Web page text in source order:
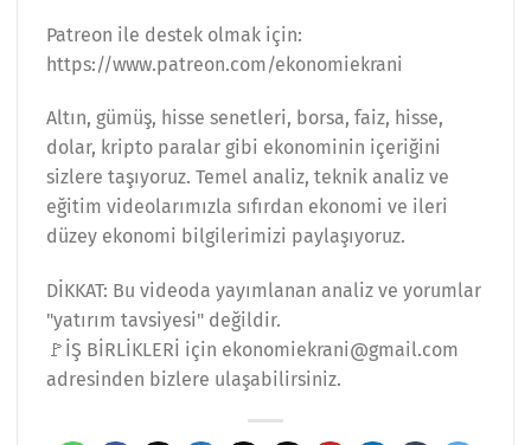
Patreon ile destek olmak için:
https://www.patreon.com/ekonomiekrani
Altın, gümüş, hisse senetleri, borsa, faiz, hisse,
dolar, kripto paralar gibi ekonominin içeriğini
sizlere taşıyoruz. Temel analiz, teknik analiz ve
eğitim videolarımızla sıfırdan ekonomi ve ileri
düzey ekonomi bilgilerimizi paylaşıyoruz.
DİKKAT: Bu videoda yayımlanan analiz ve yorumlar
"yatırım tavsiyesi" değildir.
🚩İŞ BİRLİKLERİ için ekonomiekrani@gmail.com
adresinden bizlere ulaşabilirsiniz.